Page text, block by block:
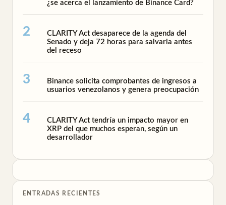
¿se acerca el lanzamiento de Binance Card?
CLARITY Act desaparece de la agenda del
Senado y deja 72 horas para salvarla antes
del receso
Binance solicita comprobantes de ingresos a
usuarios venezolanos y genera preocupación
CLARITY Act tendría un impacto mayor en
XRP del que muchos esperan, según un
desarrollador
ENTRADAS RECIENTES